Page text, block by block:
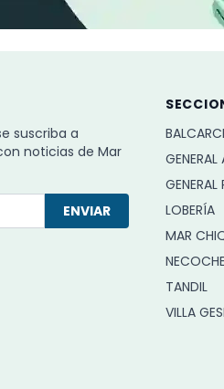
suscriba a
noticias de Mar
ENVIAR
GENERAL
LOBERÍA
MAR
TANDIL
VILLA